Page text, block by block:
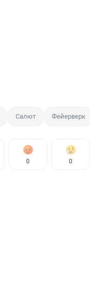
Салют Фейерверк
0 0